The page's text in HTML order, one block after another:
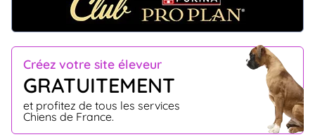
Créez votre site éleveur
GRATUITEMENT
et profitez de tous les services
Chiens de France.